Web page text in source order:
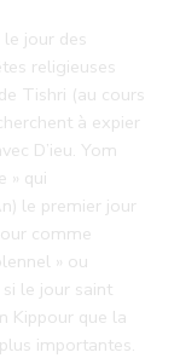
jour des
religieuses
Tishri (au cours
à expier
D’ieu. Yom
» qui
le premier jour
comme
» ou
si le jour saint
Kippour que la
importantes.